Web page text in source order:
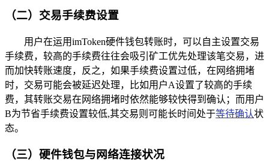
（二）交易手续费设置
用户在运用imToken硬件钱包转账时，可以自主设置交易
手续费，较高的手续费往往会吸引矿工优先处理该笔交易，进
而加快转账速度，反之，如果手续费设置过低，在网络拥堵
时，交易可能会被延迟处理，比如用户A设置了较高的手续
费，其转账交易在网络拥堵时依然能够较快得到确认；而用户
B为节省手续费设置较低,其交易则可能长时间处于等待确认状
态。
（三）硬件钱包与网络连接状况